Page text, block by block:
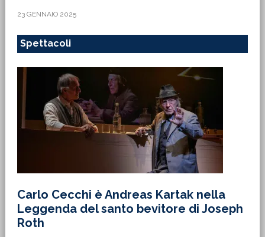
23 GENNAIO 2025
Spettacoli
Carlo Cecchi è Andreas Kartak nella
Leggenda del santo bevitore di Joseph
Roth